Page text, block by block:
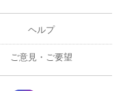
ヘルプ
ご意見・ご要望